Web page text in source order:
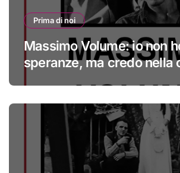
Prima di noi
Massimo Volume: io non
speranze, ma credo nella